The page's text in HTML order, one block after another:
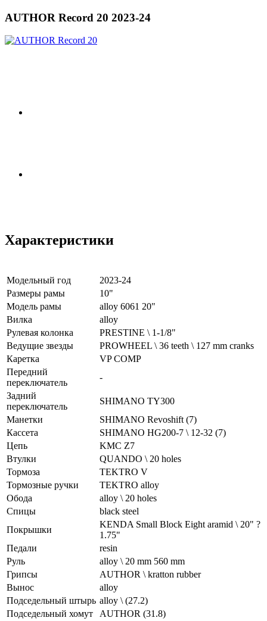
AUTHOR Record 20 2023-24
Характеристики
Модельный год
2023-24
Размеры рамы
10"
Модель рамы
alloy 6061 20"
Вилка
alloy
Рулевая колонка
PRESTINE \ 1-1/8"
Ведущие звезды
PROWHEEL \ 36 teeth \ 127 mm cranks
Каретка
VP COMP
Передний
переключатель
-
Задний
переключатель
SHIMANO TY300
Манетки
SHIMANO Revoshift (7)
Кассета
SHIMANO HG200-7 \ 12-32 (7)
Цепь
KMC Z7
Втулки
QUANDO \ 20 holes
Тормоза
TEKTRO V
Тормозные ручки
TEKTRO alloy
Обода
alloy \ 20 holes
Спицы
black steel
Покрышки
KENDA Small Block Eight aramid \ 20" ?
1.75"
Педали
resin
Руль
alloy \ 20 mm 560 mm
Грипсы
AUTHOR \ kratton rubber
Вынос
alloy
Подседельный штырь alloy \ (27.2)
Подседельный хомут
AUTHOR (31.8)